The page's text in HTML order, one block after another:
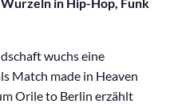
wuchs eine
Match made in Heaven
Orile to Berlin erzählt